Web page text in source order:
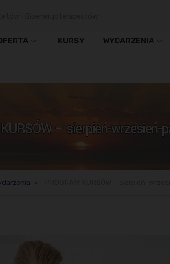
KURSY WYDARZENIA
– sierpień-wrzesień-